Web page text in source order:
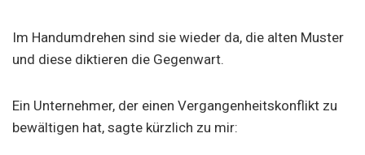
Im Handumdrehen sind sie wieder da, die alten Muster
und diese diktieren die Gegenwart.
Ein Unternehmer, der einen Vergangenheitskonflikt zu
bewältigen hat, sagte kürzlich zu mir: